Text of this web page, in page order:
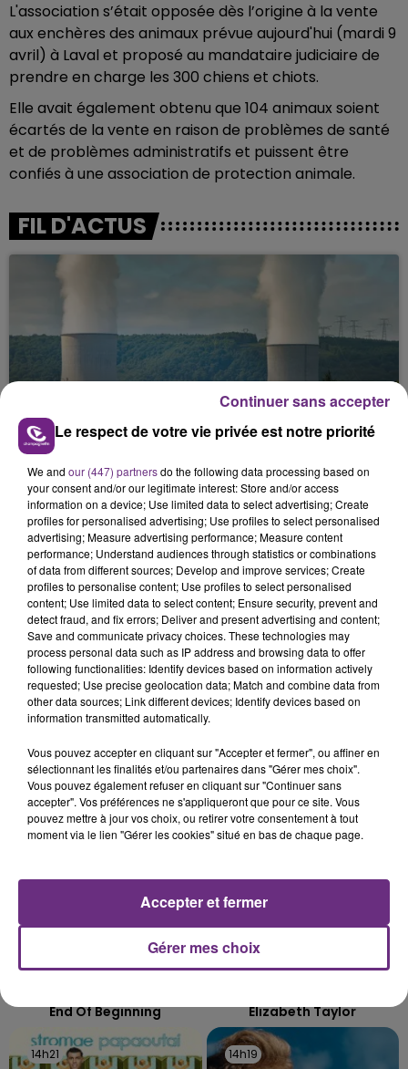
L'association s’était opposée dès l’origine à la vente
aux enchères des animaux prévue aujourd'hui (mardi 9
avril) à Laval et proposé au mandataire judiciaire de
prendre en charge les 300 chiens et chiots.
Elle avait également obtenu que 104 animaux soient
écartés de la vente en raison de problèmes de santé
et de problèmes administratifs et puissent être
confiés à une association de protection animale.
FIL D'ACTUS
LA CENTRALE NUCLÉAIRE DE CHOOZ
TOUJOURS À L'ARRÊT
Cela fait déjà une semaine que la centrale
nucléaire ardennaise est à l'arrêt. Une situation
justifiée par la sécheresse intense qui est toujours
présente.
LE MAGASIN JOUÉCLUB DE REIMS FERME
SES PORTES
C'était l'une des institutions du centre-ville
rémois. Le magasin JouéClub est contraint de
TITRES DIFFUSÉS
14h28
14h28
End Of Beginning
14h25
14h25
Elizabeth Taylor
14h21
14h21 14h19
14h19
Le respect de votre vie privée est notre priorité
We and our (447) partnersdo the following data processing based on
your consent and/or our legitimate interest: Store and/or access
information on a device; Use limited data to select advertising; Create
profiles for personalised advertising; Use profiles to select personalised
advertising; Measure advertising performance; Measure content
performance; Understand audiences through statistics or combinations
of data from different sources; Develop and improve services; Create
profiles to personalise content; Use profiles to select personalised
content; Use limited data to select content; Ensure security, prevent and
detect fraud, and fix errors; Deliver and present advertising and content;
Save and communicate privacy choices. These technologies may
process personal data such as IP address and browsing data to offer
following functionalities: Identify devices based on information actively
requested; Use precise geolocation data; Match and combine data from
other data sources; Link different devices; Identify devices based on
information transmitted automatically.
Vous pouvez accepter en cliquant sur "Accepter et fermer", ou affiner en
sélectionnant les finalités et/ou partenaires dans "Gérer mes choix".
Vous pouvez également refuser en cliquant sur "Continuer sans
accepter". Vos préférences ne s'appliqueront que pour ce site. Vous
pouvez mettre à jour vos choix, ou retirer votre consentement à tout
moment via le lien "Gérer les cookies" situé en bas de chaque page.
Gérer mes choix
Accepter et fermer
Continuer sans accepter